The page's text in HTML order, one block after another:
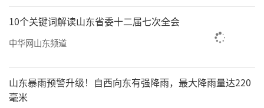
10个关键词解读山东省委十二届七次全会
中华网山东频道
山东暴雨预警升级！自西向东有强降雨，最大降雨量达220
毫米